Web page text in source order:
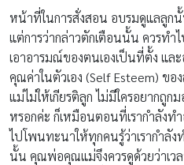
หน้าที่ในการสั่งสอน อบรมดูแลลู
แต่การว่ากล่าวตักเตือนนั้น ควรทำ
เอาอารมณ์ของตนเองเป็นที่ตั้ง แล
คุณค่าในตัวเอง (Self Esteem) ข
แม่ไม่ให้เกียรติลูก ไม่มีใครอยากถู
หรอกค่ะ ก็เหมือนตอนที่เรากำลังทำ
ไปโพนทะนาให้ทุกคนรู้ว่าเรากำลัง
นั้น คุณพ่อคุณแม่จึงควรดูด้วยว่าเว